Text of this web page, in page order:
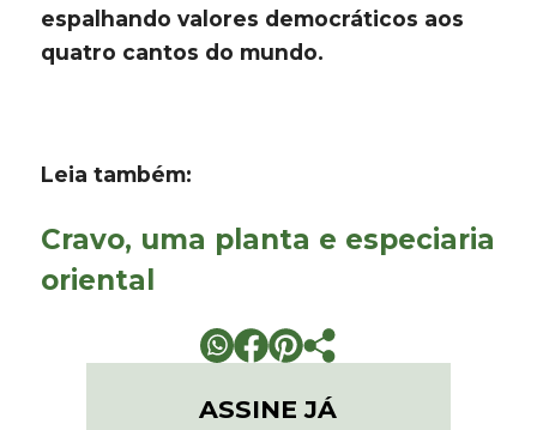
espalhando valores democráticos aos
quatro cantos do mundo.
Leia também:
Cravo, uma planta e especiaria
oriental
ASSINE JÁ